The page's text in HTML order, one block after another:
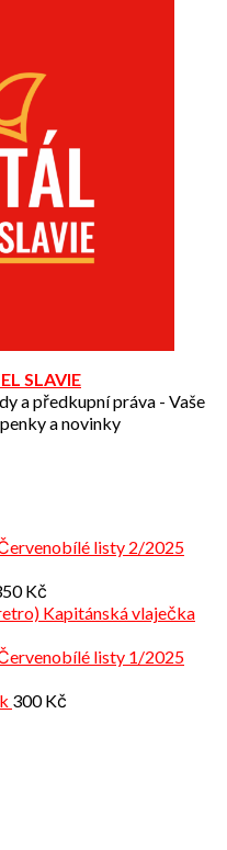
SLAVIE
a předkupní práva - Vaše
a novinky
listy 2/2025
Kč
Kapitánská vlaječka
listy 1/2025
300Kč